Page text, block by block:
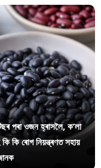
পৰা ওজন হ্ৰাসলৈ, ক’লা
কি কি ৰোগ নিয়ন্ত্ৰণত সহায়